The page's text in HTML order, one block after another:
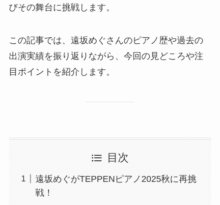
びその舞台に挑戦します。
この記事では、遠坂めぐさんのピアノ歴や過去の
出演実績を振り返りながら、今回の見どころや注
目ポイントを紹介します。
目次
遠坂めぐがTEPPENピアノ2025秋に再挑
戦！